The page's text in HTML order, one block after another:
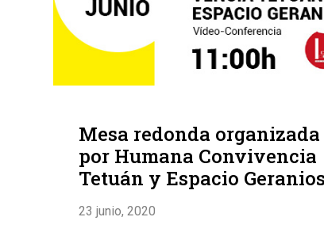
Mesa redonda organizada
por Humana Convivencia
Tetuán y Espacio Geranios
23 junio, 2020